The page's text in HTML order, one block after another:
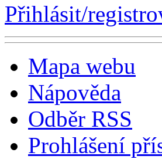
Přihlásit/
Mapa webu
Nápověda
Odběr RSS
Prohlášení